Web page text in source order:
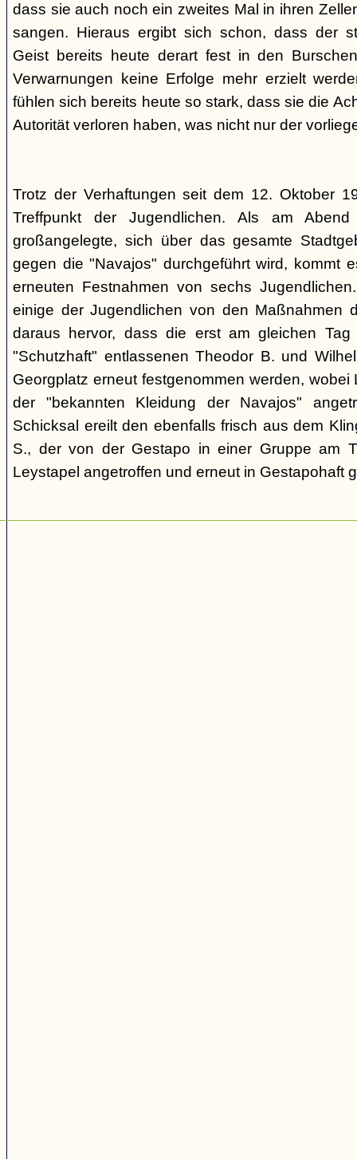
dass sie auch noch ein zweites Mal in ihren
sangen. Hieraus ergibt sich schon, dass der
Geist bereits heute derart fest in den
Verwarnungen keine Erfolge mehr erzielt
fühlen sich bereits heute so stark, dass sie die
Autorität verloren haben, was nicht nur der
Trotz der Verhaftungen seit dem 12. Oktober
Treffpunkt der Jugendlichen. Als am
großangelegte, sich über das gesamte
gegen die "Navajos" durchgeführt wird, kommt
erneuten Festnahmen von sechs
einige der Jugendlichen von den Maßnahmen
daraus hervor, dass die erst am gleichen Tag
"Schutzhaft" entlassenen Theodor B. und
Georgplatz erneut festgenommen werden, wobei
der "bekannten Kleidung der Navajos"
Schicksal ereilt den ebenfalls frisch aus dem
S., der von der Gestapo in einer Gruppe am
Leystapel angetroffen und erneut in Gestapohaft